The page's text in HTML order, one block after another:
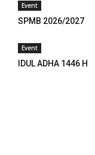
panel
panel
Event
SPMB 2026/2027
Event
IDUL ADHA 1446 H